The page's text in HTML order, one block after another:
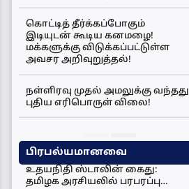
கொட்டித் தீர்க்கப்போகும்
இடியுடன் கூடிய கனமழை!
மக்களுக்கு விடுக்கப்பட்டுள்ள
அவசர அறிவுறுத்தல்!
நள்ளிரவு முதல் அமலுக்கு வந்தது
புதிய எரிபொருள் விலை!
பிரபல்யமானவை
உதயநிதி ஸ்டாலின் கைது:
தமிழக அரசியலில் பரபரப்பு…